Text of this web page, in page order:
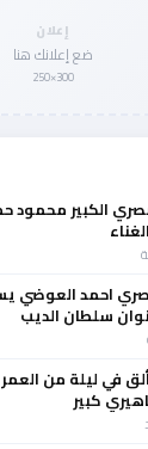
إعلان
ضع إعلانك هنا
300×250
الكبير محمود
احمد العوضي
سلطان الديب
في ليلة من
كبير